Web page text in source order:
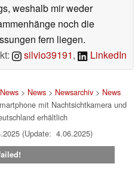
weshalb mir weder
noch die
fern liegen.
silvio39191, LinkedIn
> News> Newsarchiv> News
mit Nachtsichtkamera und
erhältlich
(Update: 4.06.2025)